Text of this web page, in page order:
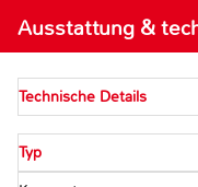
Ausstattung &
Technische Details
Typ